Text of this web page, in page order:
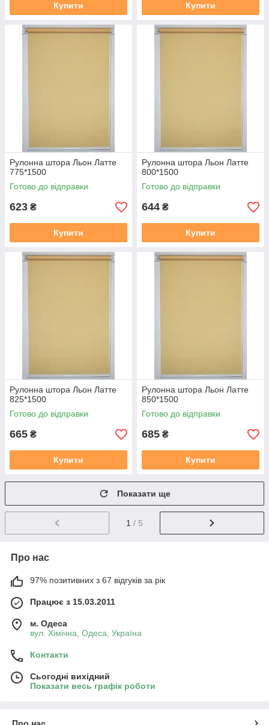
Купити Купити
Рулонна штора Льон Латте
775*1500
Готово до відправки
623 ₴
Купити
Рулонна штора Льон Латте
800*1500
Готово до відправки
644 ₴
Купити
Рулонна штора Льон Латте
825*1500
Готово до відправки
665 ₴
Купити
Рулонна штора Льон Латте
850*1500
Готово до відправки
685 ₴
Купити
Показати ще
1 / 5
Про нас
97% позитивних з 67 відгуків за рік
Працює з 15.03.2011
м. Одеса
вул. Хiмiчна, Одеса, Україна
Контакти
Сьогодні вихідний
Показати весь графік роботи